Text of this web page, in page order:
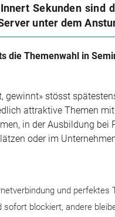
Sekunden sind
unter dem
die Themenwahl in
gewinnt» stösst
attraktive Themen
in der Ausbildung bei
oder im
und perfektes
sofort blockiert, andere